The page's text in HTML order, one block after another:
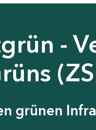
-
grünen